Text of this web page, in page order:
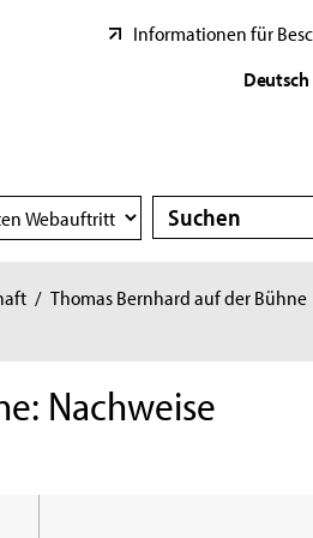
Informationen für
Deutsch
Suche
Suche
/ Thomas Bernhard auf der Bühne
Nachweise